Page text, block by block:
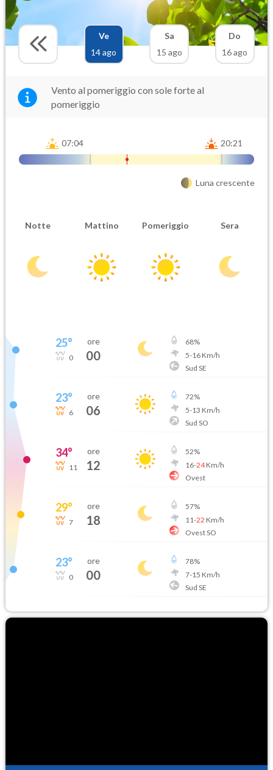
Ve
14 ago
Sa
15 ago
Do
16 ago
Vento al pomeriggio con sole forte al
pomeriggio
07:04 20:21
Luna crescente
Notte Mattino Pomeriggio Sera
25°
0
ore
00
68%
5-16Km/h
Sud SE
23°
6
ore
06
72%
5-13 Km/h
Sud SO
34°
11
ore
12
52%
16-24Km/h
Ovest
29°
7
ore
18
57%
11-22 Km/h
Ovest SO
23°
0
ore
00
78%
7-15 Km/h
Sud SE